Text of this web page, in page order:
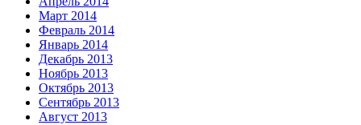
Март 2014
Февраль 2014
Январь 2014
Декабрь 2013
Ноябрь 2013
Октябрь 2013
Сентябрь 2013
Август 2013